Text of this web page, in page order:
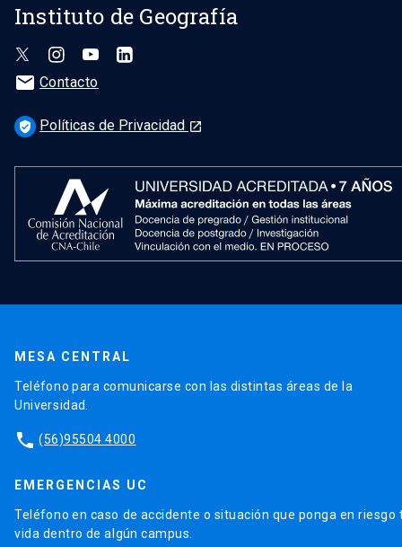
Instituto de Geografía
mail Contacto
verified_user Políticas de Privacidad launch
MESA CENTRAL
Teléfono para comunicarse con las distintas áreas de la
Universidad.
phone (56)95504 4000
EMERGENCIAS UC
Teléfono en caso de accidente o situación que ponga en riesgo
vida dentro de algún campus.